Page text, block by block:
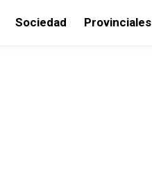
Sociedad Provinciales